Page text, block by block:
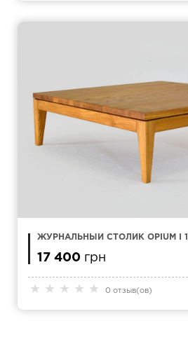
★ ★ ★ ★ ★ 0 отзыв(ов)
ЖУРНАЛЬНЫЙ СТОЛИК OPIUM I
17 400 грн